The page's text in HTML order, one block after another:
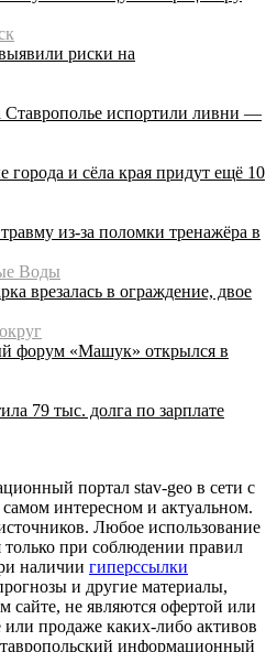
риски на
Ставрополье испортили ливни —
города и сёла края придут ещё 10
из-за поломки тренажёра в
Воды
врезалась в ограждение, двое
форум «Машук» открылся в
79 тыс. долга по зарплате
портал stav-geo в сети с
самом интересном и актуальном.
Любое использование
только при соблюдении правил
наличии гиперссылки
и другие материалы,
сайте, не являются офертой или
продаже каких-либо активов
информационный